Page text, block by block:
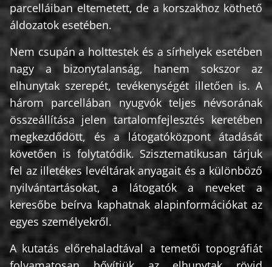
parcelláiban eltemetett, de a korszakhoz köthető
áldozatok esetében.
Nem csupán a holttestek és a sírhelyek esetében
nagy a bizonytalanság, hanem sokszor az
elhunytak szerepét, tevékenységét illetően is. A
három parcellában nyugvók teljes névsorának
összeállítása jelen tartalomfejlesztés keretében
megkezdődött, és a látogatóközpont átadását
követően is folytatódik. Szisztematikusan tárjuk
fel az illetékes levéltárak anyagait és a különböző
nyilvántartásokat, a látogatók a neveket a
keresőbe beírva kaphatnak alapinformációkat az
egyes személyekről.
A kutatás előrehaladtával a temetői topográfiát